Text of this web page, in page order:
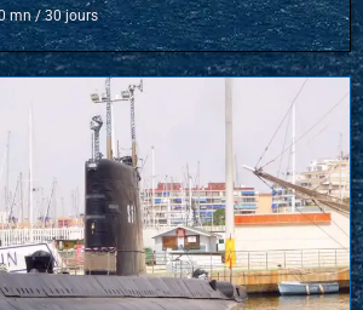
mn / 30 jours